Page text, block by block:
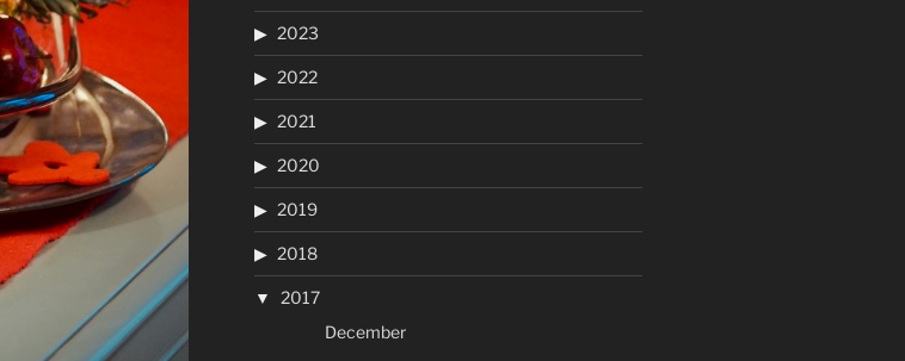
2023
2022
2021
2020
2019
2018
2017
December